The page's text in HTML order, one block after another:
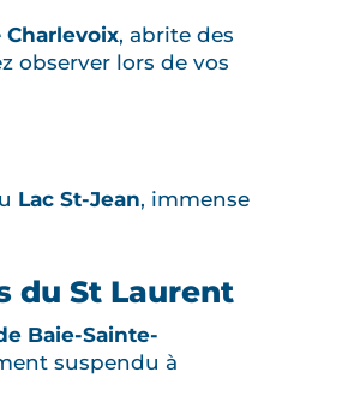
Charlevoix, abrite des
observer lors de vos
Lac St-Jean, immense
du St Laurent
Baie-Sainte-
suspendu à